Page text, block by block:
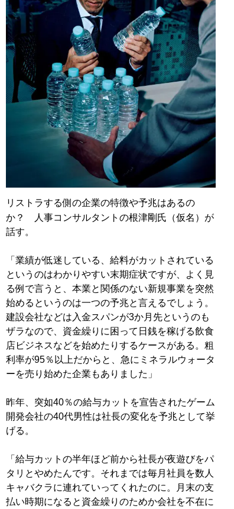
リストラする側の企業の特徴や予兆はあるの
か？ 人事コンサルタントの根津剛氏（仮名）が
話す。
「業績が低迷している、給料がカットされている
というのはわかりやすい末期症状ですが、よく見
る例で言うと、本業と関係のない新規事業を突然
始めるというのは一つの予兆と言えるでしょう。
建設会社などは入金スパンが3か月先というのも
ザラなので、資金繰りに困って日銭を稼げる飲食
店ビジネスなどを始めたりするケースがある。粗
利率が95％以上だからと、急にミネラルウォータ
ーを売り始めた企業もありました」
昨年、突如40％の給与カットを宣告されたゲーム
開発会社の40代男性は社長の変化を予兆として挙
げる。
「給与カットの半年ほど前から社長が夜遊びをパ
タリとやめたんです。それまでは毎月社員を数人
キャバクラに連れていってくれたのに。月末の支
払い時期になると資金繰りのためか会社を不在に